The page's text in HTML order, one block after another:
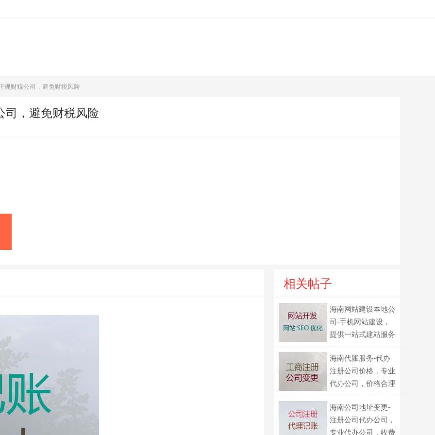
规财税公司，避免财税风险
司，避免财税风险
相关帖子
海南网站建设本地公
司-手机网站建设，
提供一站式建站服务
海南代账服务-代办
注册公司价格，专业
代办公司，价格合理
海南公司地址变更-
注册公司代办公司，
专业代办公司，收费